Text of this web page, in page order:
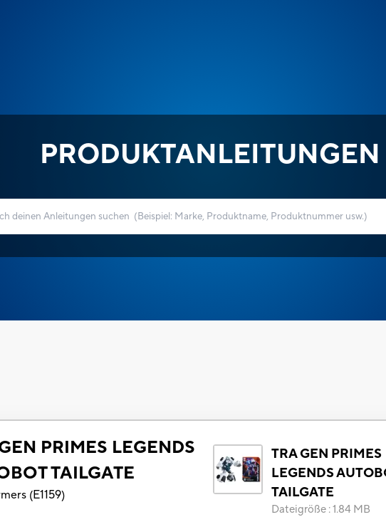
PRODUKTANLEITUNGEN
PRIMES LEGENDS
TAILGATE
(E1159)
TRA GEN PRIMES
LEGENDS
TAILGATE
Dateigröße :1.84 MB